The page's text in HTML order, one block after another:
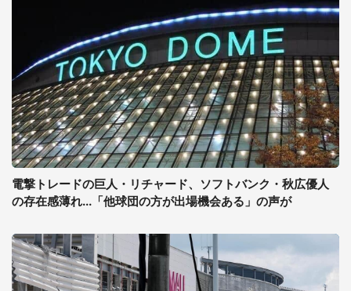
電撃トレードの巨人・リチャード、ソフトバンク・秋広優人
の存在感薄れ...「他球団の方が出場機会ある」の声が